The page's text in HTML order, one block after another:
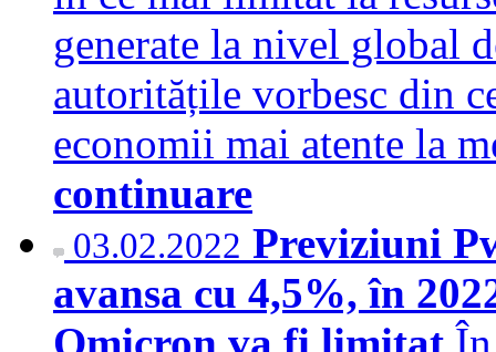
generate la nivel global
autoritățile vorbesc din
economii mai atente la
continuare
03.02.2022 Previziuni
avansa cu 4,5%, în